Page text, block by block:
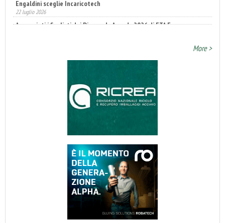
Annunciati i finalisti dei Diamonds Awards 2026 di FTA Europe
14 luglio 2026
More >